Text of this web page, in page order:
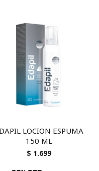
LOCION ESPUMA
150 ML
$ 1.699